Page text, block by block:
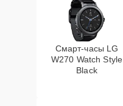
Смарт-часы LG
W270 Watch Style
Black